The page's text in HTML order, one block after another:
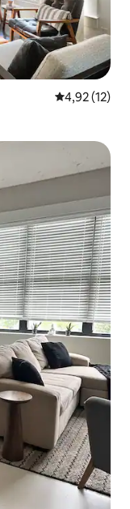
5 üzerinden
4,92 (12)
arasında